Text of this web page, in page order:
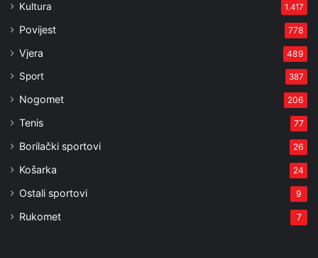
Kultura 1.417
Povijest 778
Vjera 489
Sport 387
Nogomet 206
Tenis 77
Borilački sportovi 26
Košarka 24
Ostali sportovi 9
Rukomet 7